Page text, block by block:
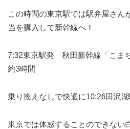
この時間の東京駅では駅弁屋さん
当を購入して新幹線へ！
7:32東京駅発 秋田新幹線「こま
約3時間
乗り換えなしで快適に10:26田沢湖
東京では体感することのできない